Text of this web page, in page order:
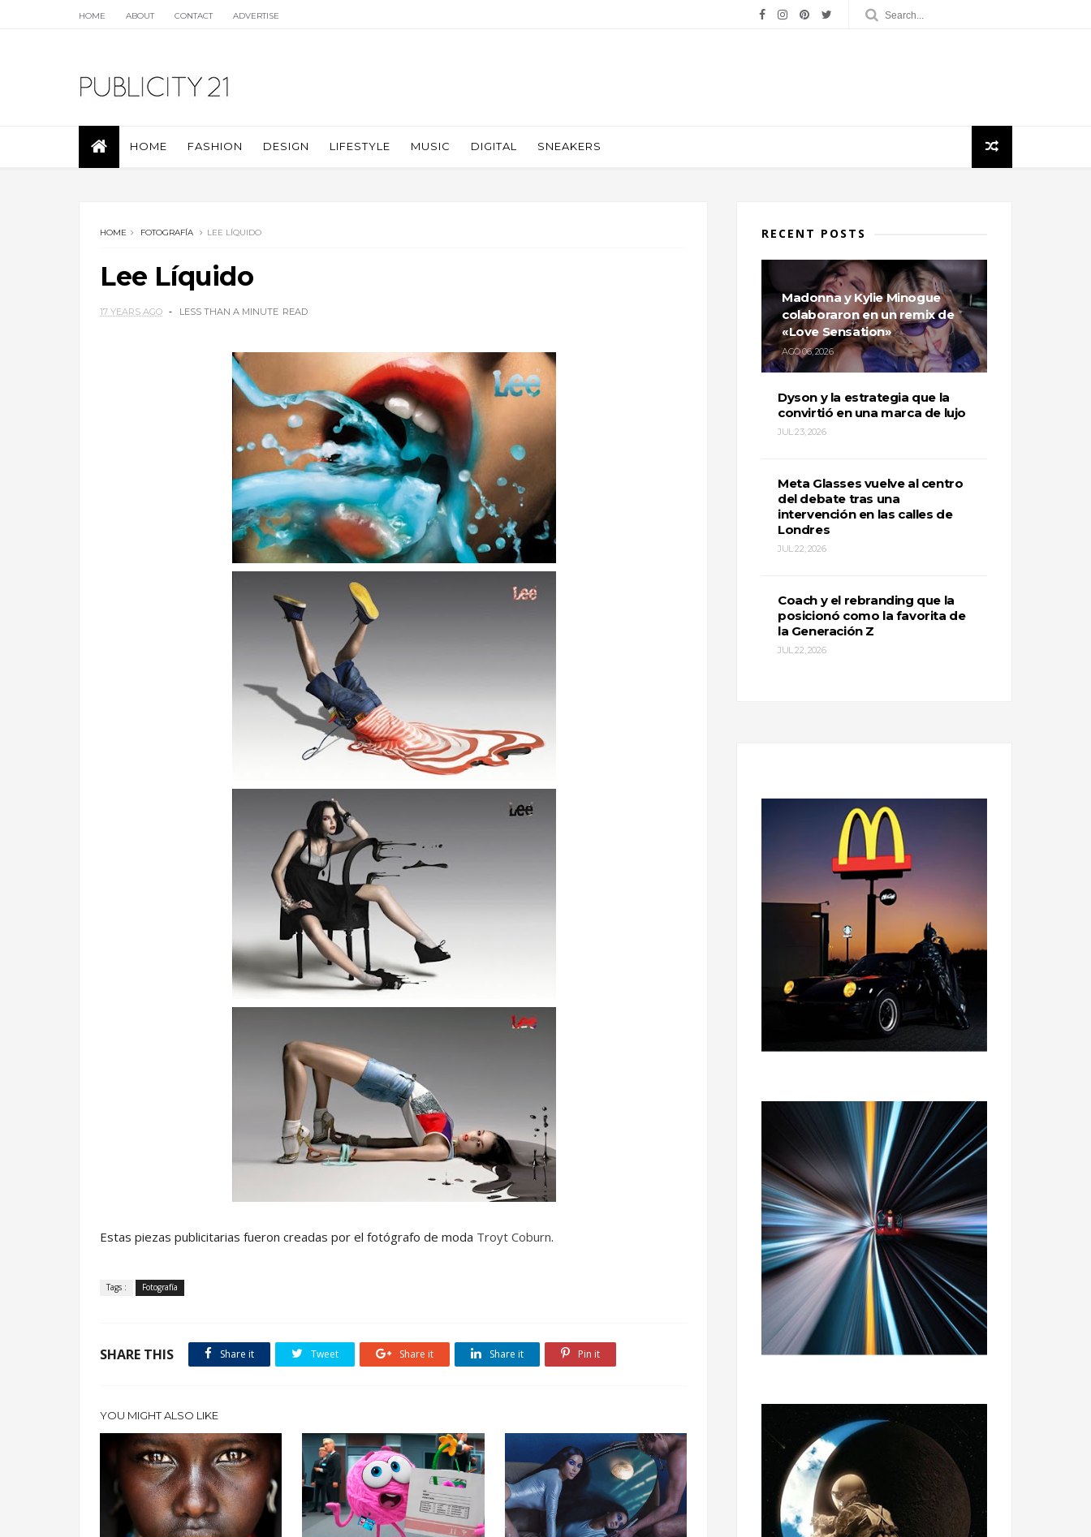
HOME ABOUT CONTACT ADVERTISE
HOME FASHION DESIGN LIFESTYLE MUSIC DIGITAL SNEAKERS
HOME FOTOGRAFÍA LEE LÍQUIDO
Lee Líquido
17 YEARS AGO LESS THAN A MINUTE READ
Estas piezas publicitarias fueron creadas por el fotógrafo de moda Troyt Coburn.
Tags : Fotografía
SHARE THIS Share it Tweet Share it Share it Pin it
YOU MIGHT ALSO LIKE
RECENT POSTS
Madonna y Kylie Minogue
colaboraron en un remix de
«Love Sensation»
AGO 06, 2026
Dyson y la estrategia que la
convirtió en una marca de lujo
JUL 23, 2026
Meta Glasses vuelve al centro
del debate tras una
intervención en las calles de
Londres
JUL 22, 2026
Coach y el rebranding que la
posicionó como la favorita de
la Generación Z
JUL 22, 2026